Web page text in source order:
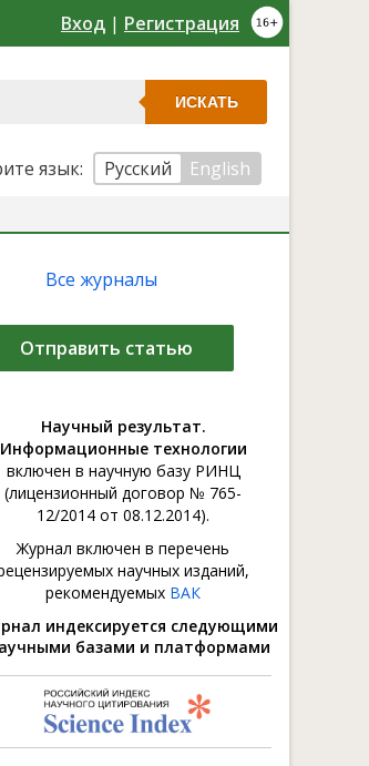
Вход | Регистрация
ИСКАТЬ
язык: Русский
English
Все журналы
Отправить статью
Научный результат.
Информационные технологии
включен в научную базу РИНЦ
(лицензионный договор № 765-
12/2014 от 08.12.2014).
Журнал включен в перечень
научных изданий,
рекомендуемых ВАК
индексируется следующими
базами и платформами